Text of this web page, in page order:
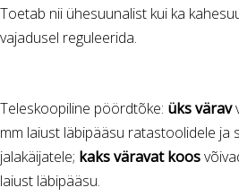
Toetab nii ühesuunalist kui ka
vajadusel reguleerida.
Teleskoopiline pöördtõke: üks värav
mm laiust läbipääsu ratastoolidele ja
jalakäijatele; kaks väravat koos
laiust läbipääsu.